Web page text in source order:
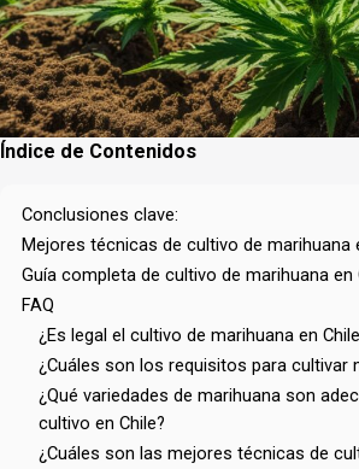
Índice de Contenidos
Conclusiones clave:
Mejores técnicas de cultivo de marihuana
Guía completa de cultivo de marihuana en
FAQ
¿Es legal el cultivo de marihuana en
¿Cuáles son los requisitos para cultivar
¿Qué variedades de marihuana son
cultivo en Chile?
¿Cuáles son las mejores técnicas de